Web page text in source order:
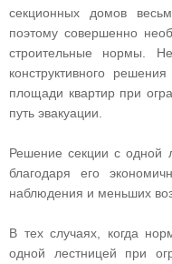
секционных домов
поэтому совершенно
строительные нормы.
конструктивного
площади квартир при
путь эвакуации.
Решение секции с одной
благодаря его
наблюдения и меньших
В тех случаях, когда
одной лестницей при